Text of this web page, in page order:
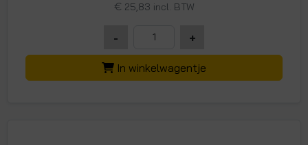
€ 25,83 incl. BTW
- +
In winkelwagentje